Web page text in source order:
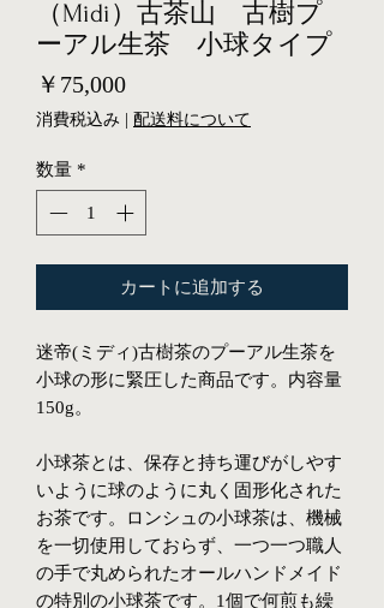
（Midi）古茶山 古樹プ
ーアル生茶 小球タイプ
￥75,000価
格
消費税込み 配送料について
数量 *
カートに追加する
迷帝(ミディ)古樹茶のプーアル生茶を
小球の形に緊圧した商品です。内容量
150g。
小球茶とは、保存と持ち運びがしやす
いように球のように丸く固形化された
お茶です。ロンシュの小球茶は、機械
を一切使用しておらず、一つ一つ職人
の手で丸められたオールハンドメイド
の特別の小球茶です。1個で何煎も繰